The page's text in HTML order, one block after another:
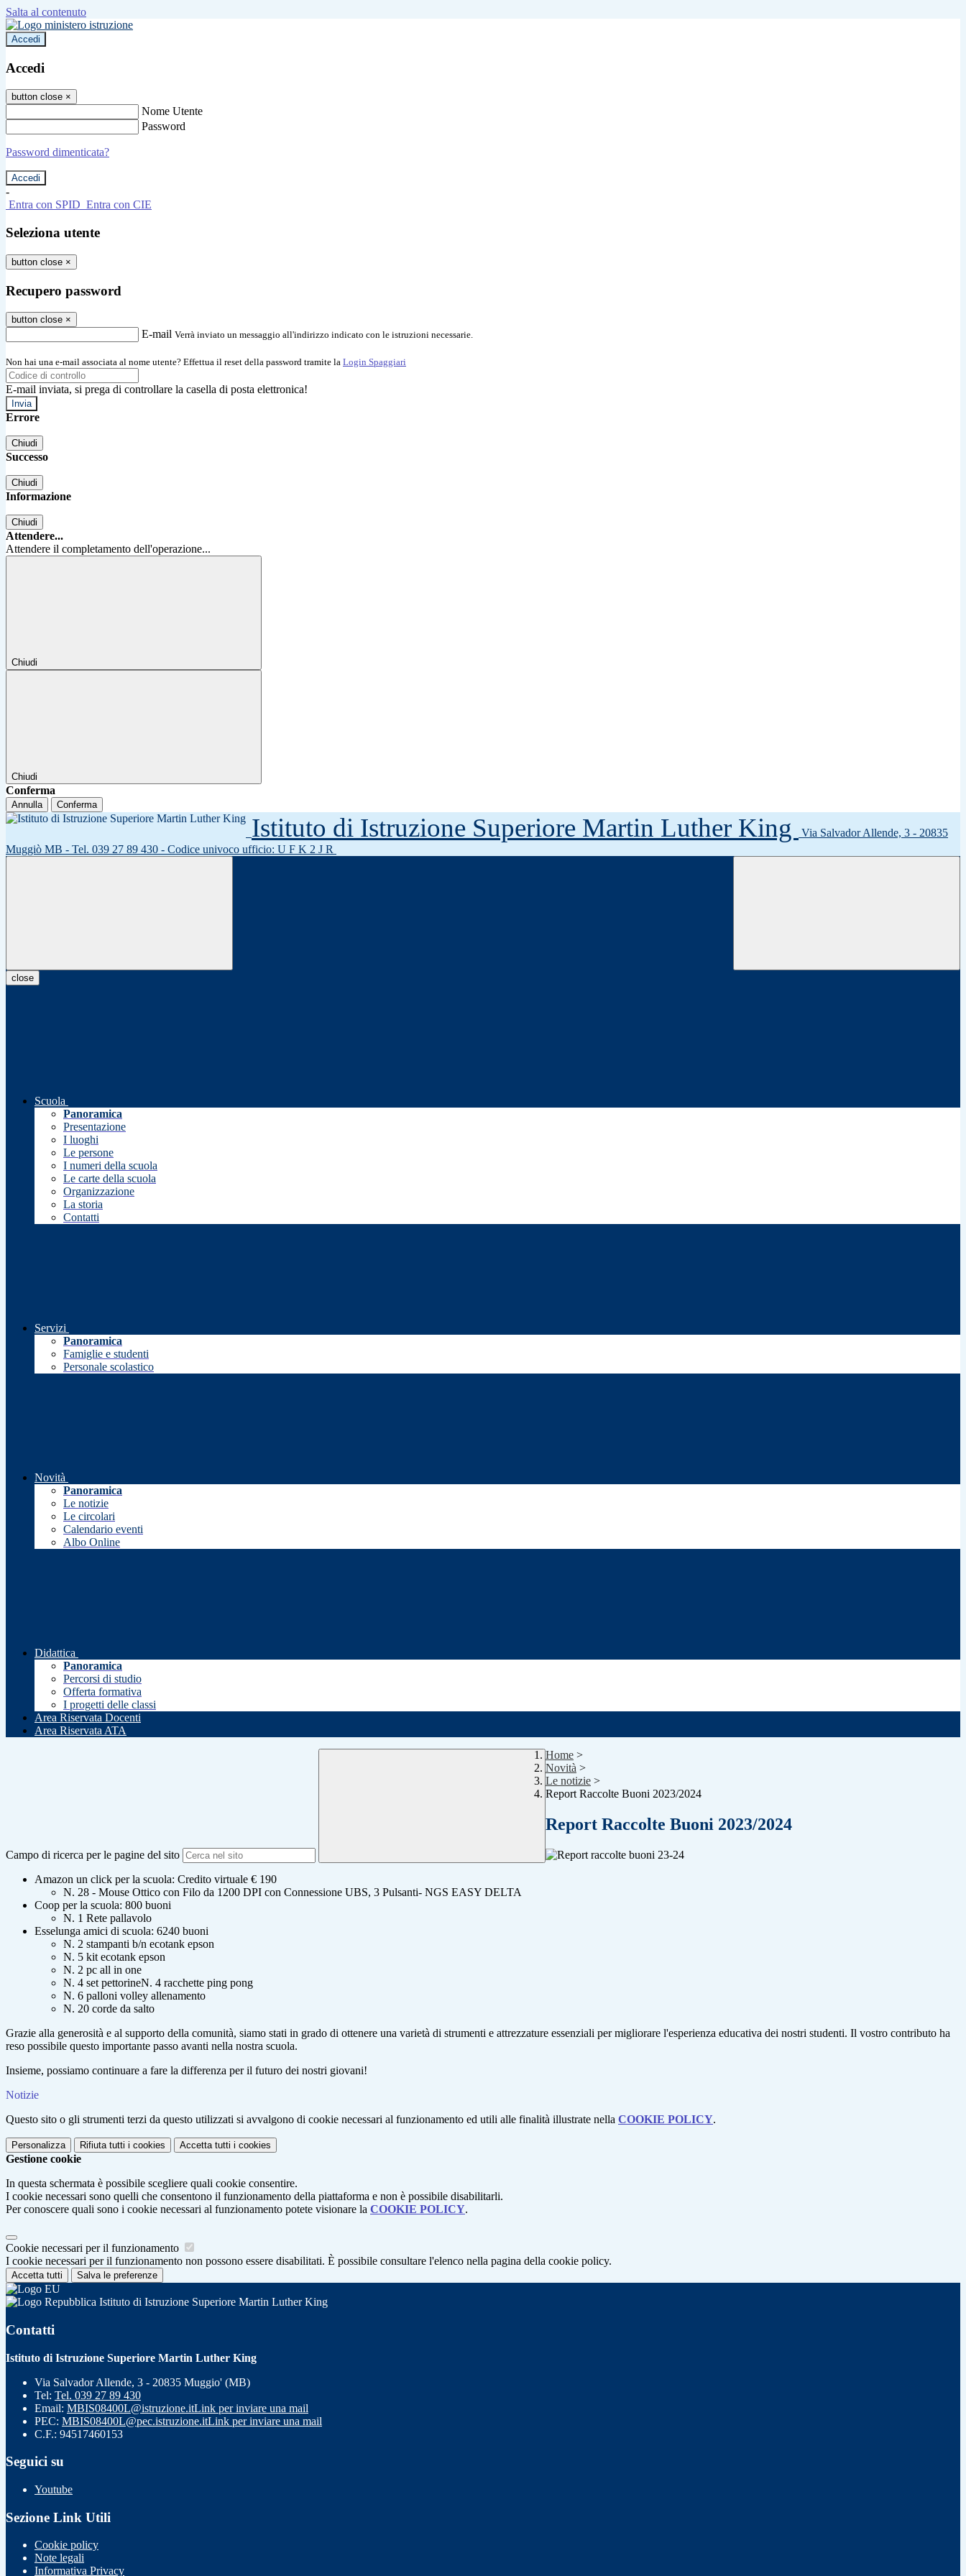
Salta al contenuto
Accedi
Accedi
button close ×
Nome Utente
Password
Password dimenticata?
-
Entra con SPID Entra con CIE
Seleziona utente
button close ×
Recupero password
button close ×
E-mail Verrà inviato un messaggio all'indirizzo indicato con le istruzioni necessarie.
Non hai una e-mail associata al nome utente? Effettua il reset della password tramite la Login Spaggiari
E-mail inviata, si prega di controllare la casella di posta elettronica!
Errore
Chiudi
Successo
Chiudi
Informazione
Chiudi
Attendere...
Attendere il completamento dell'operazione...
Chiudi
Chiudi
Conferma
Annulla Conferma
Istituto di Istruzione Superiore Martin Luther King
Via Salvador Allende, 3 - 20835
Muggiò MB - Tel. 039 27 89 430 - Codice univoco ufficio: U F K 2 J R
close
Scuola
Panoramica
Presentazione
I luoghi
Le persone
I numeri della scuola
Le carte della scuola
Organizzazione
La storia
Contatti
Servizi
Panoramica
Famiglie e studenti
Personale scolastico
Novità
Panoramica
Le notizie
Le circolari
Calendario eventi
Albo Online
Didattica
Panoramica
Percorsi di studio
Offerta formativa
I progetti delle classi
Area Riservata Docenti
Area Riservata ATA
Campo di ricerca per le pagine del sito
Home >
Novità >
Le notizie >
Report Raccolte Buoni 2023/2024
Report Raccolte Buoni 2023/2024
Amazon un click per la scuola: Credito virtuale € 190
N. 28 - Mouse Ottico con Filo da 1200 DPI con Connessione UBS, 3 Pulsanti- NGS EASY DELTA
Coop per la scuola: 800 buoni
N. 1 Rete pallavolo
Esselunga amici di scuola: 6240 buoni
N. 2 stampanti b/n ecotank epson
N. 5 kit ecotank epson
N. 2 pc all in one
N. 4 set pettorineN. 4 racchette ping pong
N. 6 palloni volley allenamento
N. 20 corde da salto
Grazie alla generosità e al supporto della comunità, siamo stati in grado di ottenere una varietà di strumenti e attrezzature essenziali per migliorare l'esperienza educativa dei nostri studenti. Il vostro contributo ha
reso possibile questo importante passo avanti nella nostra scuola.
Insieme, possiamo continuare a fare la differenza per il futuro dei nostri giovani!
Notizie
Questo sito o gli strumenti terzi da questo utilizzati si avvalgono di cookie necessari al funzionamento ed utili alle finalità illustrate nella COOKIE POLICY.
Personalizza Rifiuta tutti i cookies Accetta tutti i cookies
Gestione cookie
In questa schermata è possibile scegliere quali cookie consentire.
I cookie necessari sono quelli che consentono il funzionamento della piattaforma e non è possibile disabilitarli.
Per conoscere quali sono i cookie necessari al funzionamento potete visionare la COOKIE POLICY.
Cookie necessari per il funzionamento
I cookie necessari per il funzionamento non possono essere disabilitati. È possibile consultare l'elenco nella pagina della cookie policy.
Accetta tutti Salva le preferenze
Istituto di Istruzione Superiore Martin Luther King
Contatti
Istituto di Istruzione Superiore Martin Luther King
Via Salvador Allende, 3 - 20835 Muggio' (MB)
Tel: Tel. 039 27 89 430
Email: MBIS08400L@istruzione.itLink per inviare una mail
PEC: MBIS08400L@pec.istruzione.itLink per inviare una mail
C.F.: 94517460153
Seguici su
Youtube
Sezione Link Utili
Cookie policy
Note legali
Informativa Privacy